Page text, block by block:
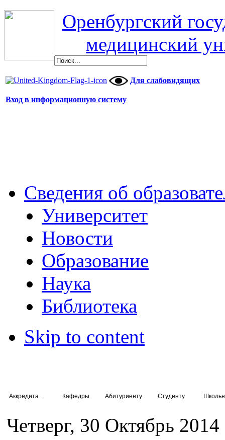
Оренбургский
медицинский
Для слабовидящих
Вход в информационную систему
Сведения об
Университет
Новости
Образование
Наука
Библиотека
Skip to content
Кафедры Абитуриенту Студенту
Четверг, 30 Октябрь